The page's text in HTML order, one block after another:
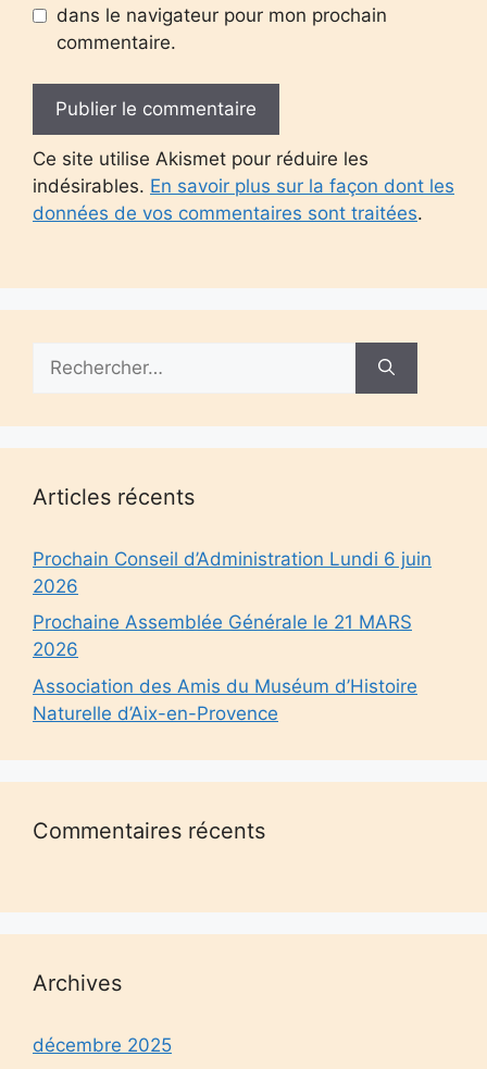
dans le navigateur pour mon prochain
commentaire.
Ce site utilise Akismet pour réduire les
indésirables. En savoir plus sur la façon dont les
données de vos commentaires sont traitées.
Articles récents
Prochain Conseil d’Administration Lundi 6 juin
2026
Prochaine Assemblée Générale le 21 MARS
2026
Association des Amis du Muséum d’Histoire
Naturelle d’Aix-en-Provence
Commentaires récents
Archives
décembre 2025